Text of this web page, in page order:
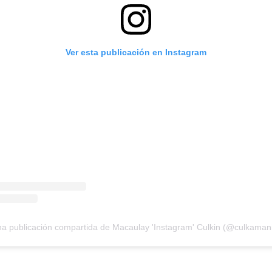
Ver esta publicación en Instagram
publicación compartida de Macaulay 'Instagram' Culkin